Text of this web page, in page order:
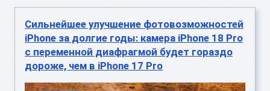
Сильнейшее улучшение фотовозможностей
iPhone за долгие годы: камера iPhone 18 Pro
с переменной диафрагмой будет гораздо
дороже, чем в iPhone 17 Pro